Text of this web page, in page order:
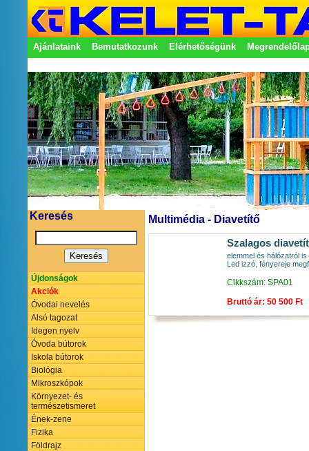
Ajánlataink Bemutatkozunk Elérhetőségünk
Keresés
Újdonságok
Akciók
Óvodai nevelés
Alsó tagozat
Idegen nyelv
Óvoda bútorok
Iskola bútorok
Biológia
Mikroszkópok
Környezet- és
természetismeret
Ének-zene
Fizika
Földrajz
Multimédia - Diavetítő
Szalagos
elemmel és hálózatról
Led izzó, fényereje
Cikkszám: SPA01
Bruttó ár: 50 500 Ft